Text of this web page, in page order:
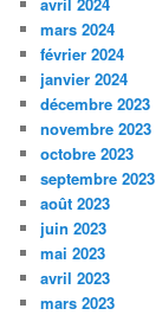
mars 2024
février 2024
janvier 2024
décembre 2023
novembre 2023
octobre 2023
septembre 2023
août 2023
juin 2023
mai 2023
avril 2023
mars 2023